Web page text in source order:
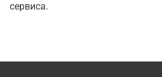
сервиса.